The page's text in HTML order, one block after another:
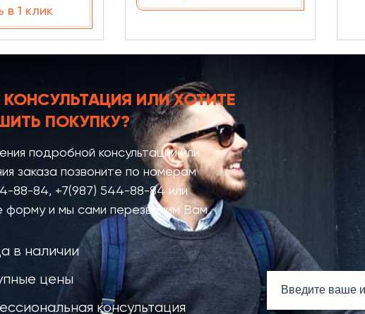
в 1 клик
ИЛИ ХОТИТЕ
ПОКУПКУ?
подробной консультации или
заказа позвоните по номерам
88-84, +7(987) 544-88-84 или
форму и мы сами перезвоним Вам
в наличии
цены
консультация